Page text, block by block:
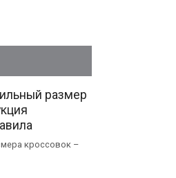
размер
кроссовок –